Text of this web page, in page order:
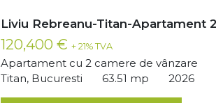
Liviu Rebreanu-Titan-Apartament
120,400 € + 21% TVA
Apartament cu 2 camere de vânzare
Titan, Bucuresti
63.51 mp 2026